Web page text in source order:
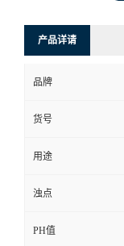
产品详请
品牌
货号
用途
浊点
PH值